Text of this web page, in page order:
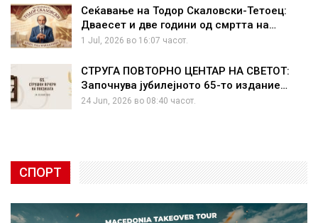
Сеќавање на Тодор Скаловски-Тетоец:
Дваесет и две години од смртта на…
1 Jul, 2026 во 16:07 часот.
СТРУГА ПОВТОРНО ЦЕНТАР НА СВЕТОТ:
Започнува јубилејното 65-то издание…
24 Jun, 2026 во 08:40 часот.
СПОРТ